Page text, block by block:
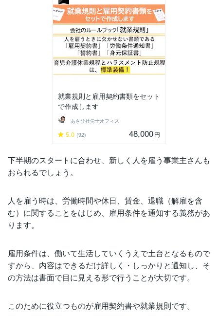
就業規則と雇用契約書類をセット
で作成します
あさひ社労士オフィス
5.0 (92) 48,000円
下半期のスタートに合わせ、新しく人を雇う事業主さんも
おられるでしょう。
人を雇う時は、労働時間や休日、賃金、退職（解雇を含
む）に関することをはじめ、雇用条件を通知する義務があ
ります。
雇用条件は、働いて生活していくうえで土台となるもので
すから、内容はできるだけ詳しく・しっかりと通知し、そ
の方法は書面で目に見える形で行うことが大切です。
このために役立つものが雇用契約書や就業規則です。